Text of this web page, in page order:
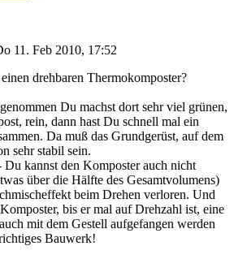
11. Feb 2010, 17:52
drehbaren Thermokomposter?
Du machst dort sehr viel grünen,
rein, dann hast Du schnell mal ein
Da muß das Grundgerüst, auf dem
sehr stabil sein.
kannst den Komposter auch nicht
über die Hälfte des Gesamtvolumens)
beim Drehen verloren. Und
bis er mal auf Drehzahl ist, eine
mit dem Gestell aufgefangen werden
Bauwerk!